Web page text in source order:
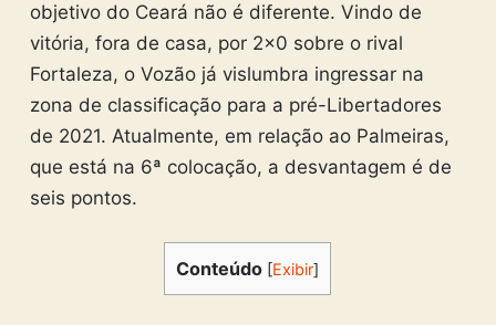
objetivo do Ceará não é diferente. Vindo de
vitória, fora de casa, por 2×0 sobre o rival
Fortaleza, o Vozão já vislumbra ingressar na
zona de classificação para a pré-Libertadores
de 2021. Atualmente, em relação ao Palmeiras,
que está na 6ª colocação, a desvantagem é de
seis pontos.
Conteúdo [Exibir]